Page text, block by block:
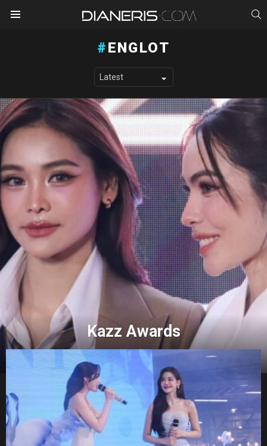
ENGLOT
LATEST STORIES
Kazz Awards